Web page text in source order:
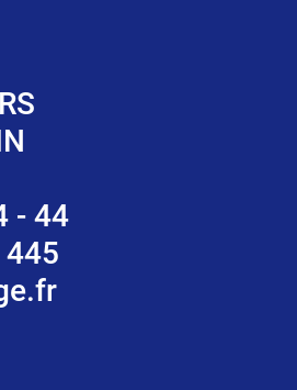
- 44
445